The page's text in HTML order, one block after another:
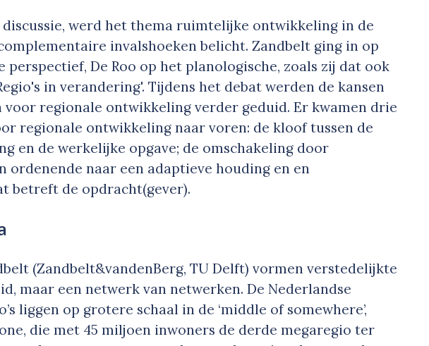
werd het thema ruimtelijke ontwikkeling in de
invalshoeken belicht. Zandbelt ging in op
De Roo op het planologische, zoals zij dat ook
in verandering'. Tijdens het debat werden de kansen
voor regionale ontwikkeling verder geduid. Er kwamen drie
regionale ontwikkeling naar voren: de kloof tussen de
en de werkelijke opgave; de omschakeling door
ordenende naar een adaptieve houding en en
betreft de opdracht(gever).
(Zandbelt&vandenBerg, TU Delft) vormen verstedelijkte
maar een netwerk van netwerken. De Nederlandse
liggen op grotere schaal in de ‘middle of somewhere’,
die met 45 miljoen inwoners de derde megaregio ter